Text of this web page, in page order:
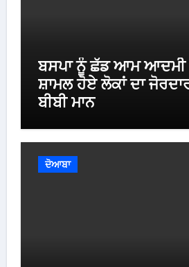
ਬਸਪਾ ਨੂੰ ਛੱਡ ਆਮ ਆਦਮੀ
ਸ਼ਾਮਲ ਹੋਏ ਲੋਕਾਂ ਦਾ
ਬੀਬੀ ਮਾਨ
ਦੋਆਬਾ